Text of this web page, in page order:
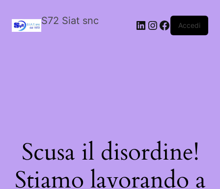
S72 Siat snc LinkedIn
Instagram
Facebook
Accedi
Scusa il disordine!
Stiamo lavorando a